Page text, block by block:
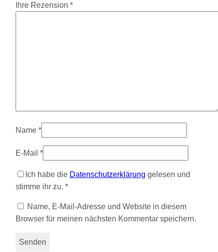
Ihre Rezension *
Name *
E-Mail *
Ich habe die Datenschutzerklärung gelesen und
stimme ihr zu. *
Name, E-Mail-Adresse und Website in diesem
Browser für meinen nächsten Kommentar speichern.